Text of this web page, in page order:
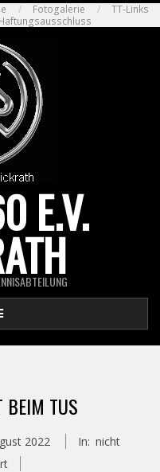
Fotogalerie
TT-Links
Haftungsausschluss
E.V.
BEIM TUS
2022 In: nicht